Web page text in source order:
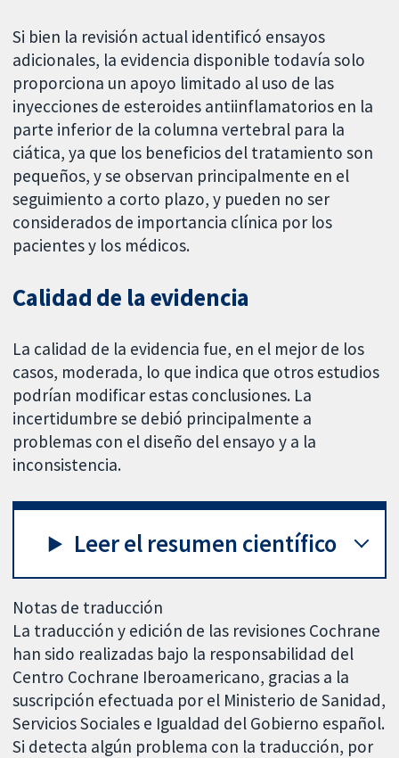
Si bien la revisión actual identificó ensayos
adicionales, la evidencia disponible todavía solo
proporciona un apoyo limitado al uso de las
inyecciones de esteroides antiinflamatorios en la
parte inferior de la columna vertebral para la
ciática, ya que los beneficios del tratamiento son
pequeños, y se observan principalmente en el
seguimiento a corto plazo, y pueden no ser
considerados de importancia clínica por los
pacientes y los médicos.
Calidad de la evidencia
La calidad de la evidencia fue, en el mejor de los
casos, moderada, lo que indica que otros estudios
podrían modificar estas conclusiones. La
incertidumbre se debió principalmente a
problemas con el diseño del ensayo y a la
inconsistencia.
Leer el resumen científico
Notas de traducción
La traducción y edición de las revisiones Cochrane
han sido realizadas bajo la responsabilidad del
Centro Cochrane Iberoamericano, gracias a la
suscripción efectuada por el Ministerio de Sanidad,
Servicios Sociales e Igualdad del Gobierno español.
Si detecta algún problema con la traducción, por